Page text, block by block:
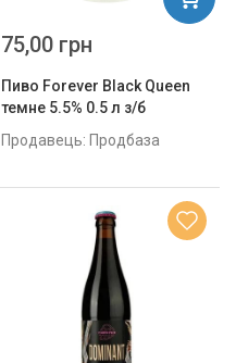
Пиво Forever Black Queen
темне 5.5% 0.5 л з/б
Продавець: Продбаза
75,00 грн